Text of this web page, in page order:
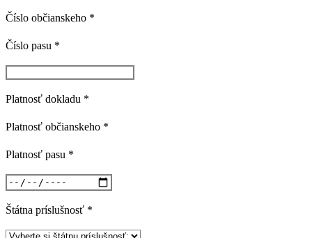
Číslo občianskeho *
Číslo pasu *
Platnosť dokladu *
Platnosť občianskeho *
Platnosť pasu *
Štátna príslušnosť *